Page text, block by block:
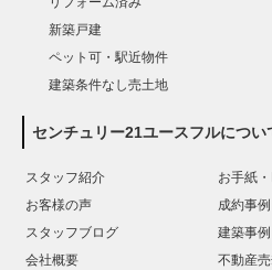
新築戸建
ペット可・駅近物件
建築条件なし売土地
センチュリー21ユースフルについ
スタッフ紹介
お客様の声
スタッフブログ
会社概要
お手紙
成約事例
建築事例
不動産